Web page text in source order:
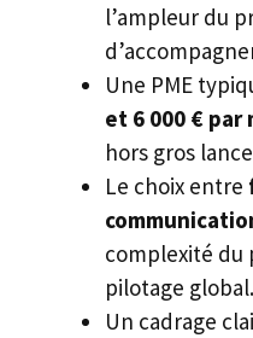
l’ampleur du
Une PME
et 6 000 € par
hors gros
Le choix entre
complexité du
pilotage global.
Un cadrage